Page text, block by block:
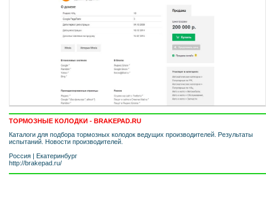
ТОРМОЗНЫЕ КОЛОДКИ - BRAKEPAD.RU
Каталоги для подбора тормозных колодок ведущих производителей. Результаты
испытаний. Новости производителей.
Россия | Екатеринбург
http://brakepad.ru/